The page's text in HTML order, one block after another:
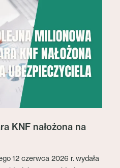
KNF nałożona na
12 czerwca 2026 r. wydała